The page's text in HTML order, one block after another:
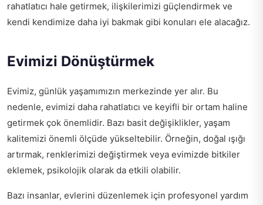
rahatlatıcı hale getirmek, ilişkilerimizi güçlendirmek ve
kendi kendimize daha iyi bakmak gibi konuları ele alacağız.
Evimizi Dönüştürmek
Evimiz, günlük yaşamımızın merkezinde yer alır. Bu
nedenle, evimizi daha rahatlatıcı ve keyifli bir ortam haline
getirmek çok önemlidir. Bazı basit değişiklikler, yaşam
kalitemizi önemli ölçüde yükseltebilir. Örneğin, doğal ışığı
artırmak, renklerimizi değiştirmek veya evimizde bitkiler
eklemek, psikolojik olarak da etkili olabilir.
Bazı insanlar, evlerini düzenlemek için profesyonel yardım